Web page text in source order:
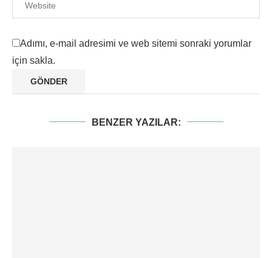
Adımı, e-mail adresimi ve web sitemi sonraki yorumlar
için sakla.
BENZER YAZILAR: